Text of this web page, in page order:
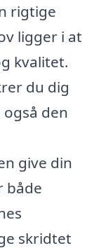
rigtige
ligger i at
kvalitet.
du dig
den
give din
både
skridtet